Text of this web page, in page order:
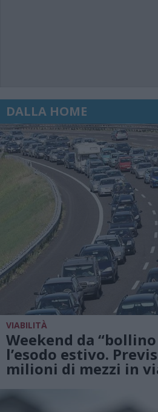
DALLA HOME
VIABILITÀ
Weekend da
l’esodo estivo.
milioni di mezzi in